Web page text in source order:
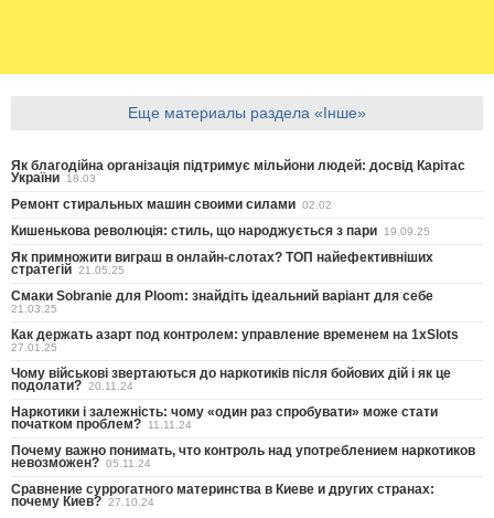
Еще материалы раздела «Інше»
Як благодійна організація підтримує мільйони людей: досвід Карітас
України 18.03
Ремонт стиральных машин своими силами 02.02
Кишенькова революція: стиль, що народжується з пари 19.09.25
Як примножити виграш в онлайн-слотах? ТОП найефективніших
стратегій 21.05.25
Смаки Sobranie для Ploom: знайдіть ідеальний варіант для себе
21.03.25
Как держать азарт под контролем: управление временем на 1xSlots
27.01.25
Чому військові звертаються до наркотиків після бойових дій і як це
подолати? 20.11.24
Наркотики і залежність: чому «один раз спробувати» може стати
початком проблем? 11.11.24
Почему важно понимать, что контроль над употреблением наркотиков
невозможен? 05.11.24
Сравнение суррогатного материнства в Киеве и других странах:
почему Киев? 27.10.24